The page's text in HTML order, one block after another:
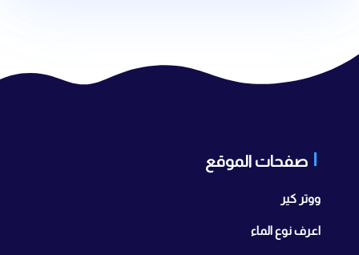
صفحات الموقع
ووتر كير
اعرف نوع الماء